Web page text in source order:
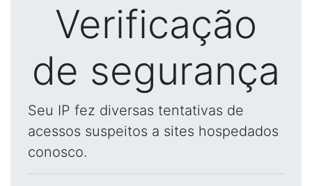
Verificação
de segurança
Seu IP fez diversas tentativas de
acessos suspeitos a sites hospedados
conosco.